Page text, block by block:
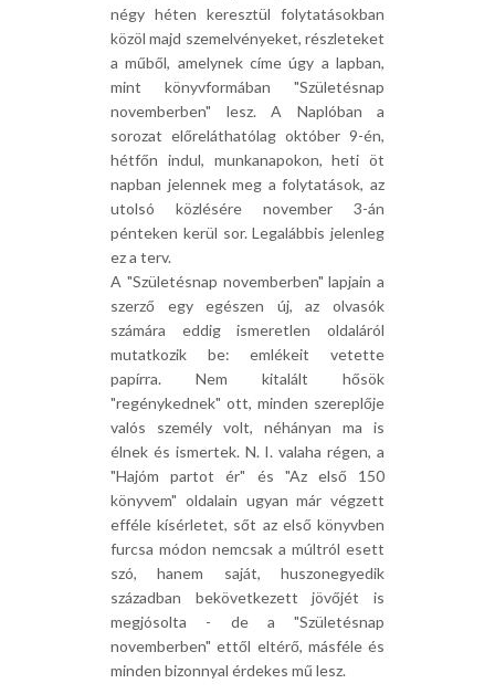
négy héten keresztül folytatásokban
közöl majd szemelvényeket, részleteket
a műből, amelynek címe úgy a lapban,
mint könyvformában "Születésnap
novemberben" lesz. A Naplóban a
sorozat előreláthatólag október 9-én,
hétfőn indul, munkanapokon, heti öt
napban jelennek meg a folytatások, az
utolsó közlésére november 3-án
pénteken kerül sor. Legalábbis jelenleg
ez a terv.
A "Születésnap novemberben" lapjain a
szerző egy egészen új, az olvasók
számára eddig ismeretlen oldaláról
mutatkozik be: emlékeit vetette
papírra. Nem kitalált hősök
"regénykednek" ott, minden szereplője
valós személy volt, néhányan ma is
élnek és ismertek. N. I. valaha régen, a
"Hajóm partot ér" és "Az első 150
könyvem" oldalain ugyan már végzett
efféle kísérletet, sőt az első könyvben
furcsa módon nemcsak a múltról esett
szó, hanem saját, huszonegyedik
században bekövetkezett jövőjét is
megjósolta - de a "Születésnap
novemberben" ettől eltérő, másféle és
minden bizonnyal érdekes mű lesz.